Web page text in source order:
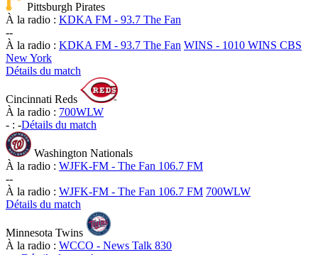
Pittsburgh Pirates
À la radio : KDKA FM - 93.7 The Fan
--
À la radio : KDKA FM - 93.7 The Fan WINS - 1010 WINS CBS
New York
Détails du match
Cincinnati Reds
À la radio : 700WLW
- : -Détails du match
Washington Nationals
À la radio : WJFK-FM - The Fan 106.7 FM
--
À la radio : WJFK-FM - The Fan 106.7 FM 700WLW
Détails du match
Minnesota Twins
À la radio : WCCO - News Talk 830